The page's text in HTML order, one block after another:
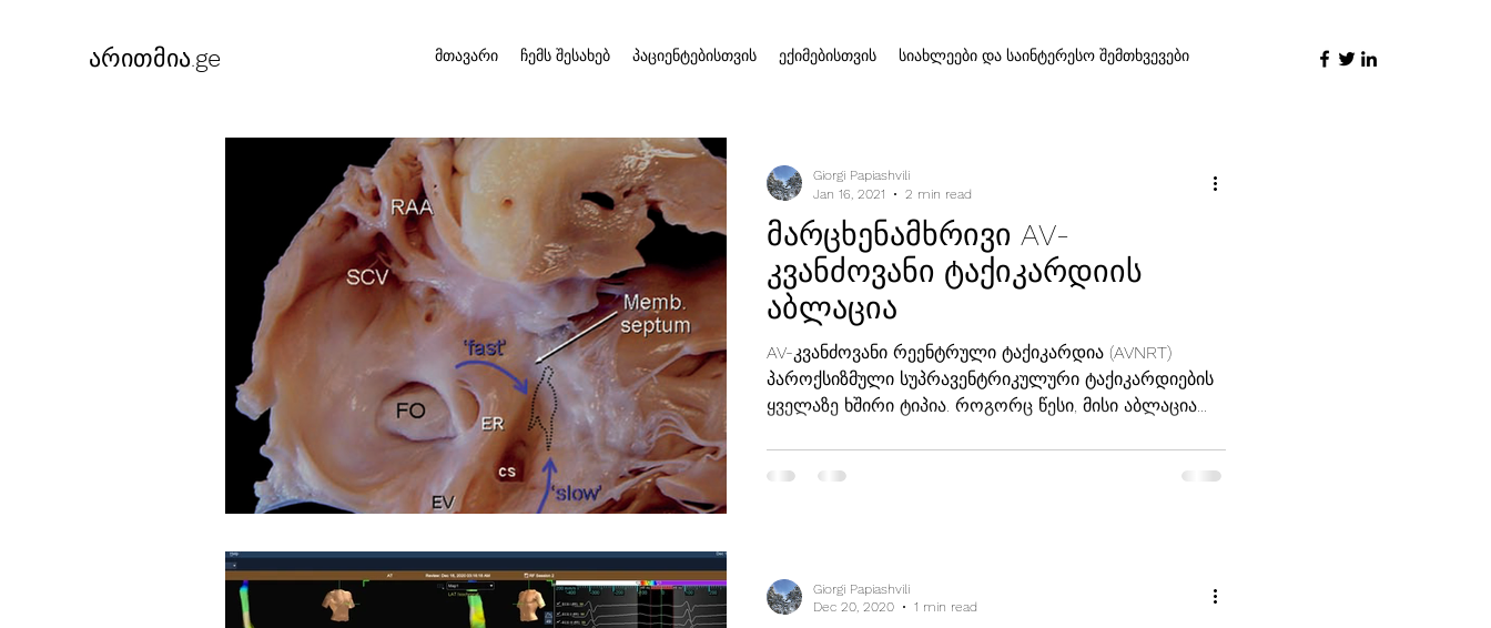
არითმია.ge მთავარი ჩემს შესახებ პაციენტებისთვის ექიმებისთვის სიახლეები და საინტერესო შემთხვევები
მარცხენამხრივი AV-
კვანძოვანი ტაქიკარდიის
აბლაცია
AV-კვანძოვანი რეენტრული ტაქიკარდია (AVNRT)
პაროქსიზმული სუპრავენტრიკულური ტაქიკარდიების
ყველაზე ხშირი ტიპია. როგორც წესი, მისი აბლაცია...
Giorgi Papiashvili
Jan 16, 2021
2 min read
Giorgi Papiashvili
Dec 20, 2020
1 min read